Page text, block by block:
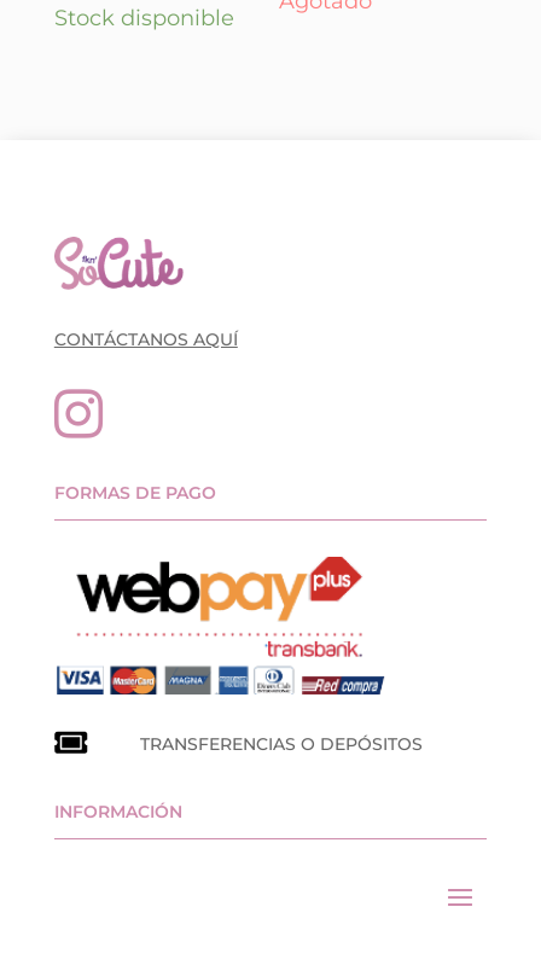
Stock disponible
CONTÁCTANOS AQUÍ

FORMAS DE PAGO
TRANSFERENCIAS O DEPÓSITOS
INFORMACIÓN